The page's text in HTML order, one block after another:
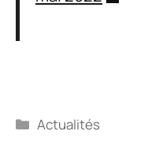
Catégories
Actualités